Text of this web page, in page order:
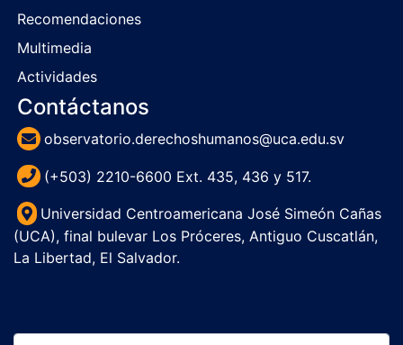
Recomendaciones
Multimedia
Actividades
Contáctanos
observatorio.derechoshumanos@uca.edu.sv
(+503) 2210-6600 Ext. 435, 436 y 517.
Universidad Centroamericana José Simeón Cañas
(UCA), final bulevar Los Próceres, Antiguo Cuscatlán,
La Libertad, El Salvador.